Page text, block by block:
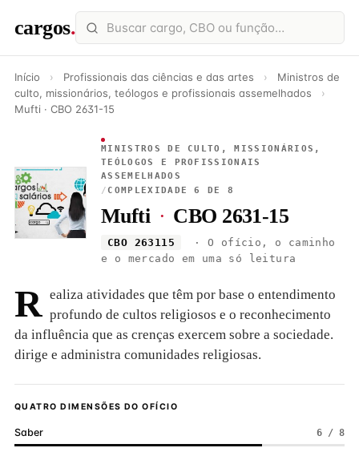
cargos.
Início › Profissionais das ciências e das artes ›
Ministros de
culto, missionários, teólogos e profissionais assemelhados
›
Mufti · CBO 2631-15
MINISTROS DE CULTO, MISSIONÁRIOS,
TEÓLOGOS E PROFISSIONAIS
ASSEMELHADOS
/ COMPLEXIDADE 6 DE 8
Mufti · CBO 2631-15
CBO 263115
· O ofício, o caminho
e o mercado em uma só leitura
R ealiza atividades que têm por base o entendimento
profundo de cultos religiosos e o reconhecimento
da influência que as crenças exercem sobre a sociedade.
dirige e administra comunidades religiosas.
QUATRO DIMENSÕES DO OFÍCIO
Saber 6 / 8